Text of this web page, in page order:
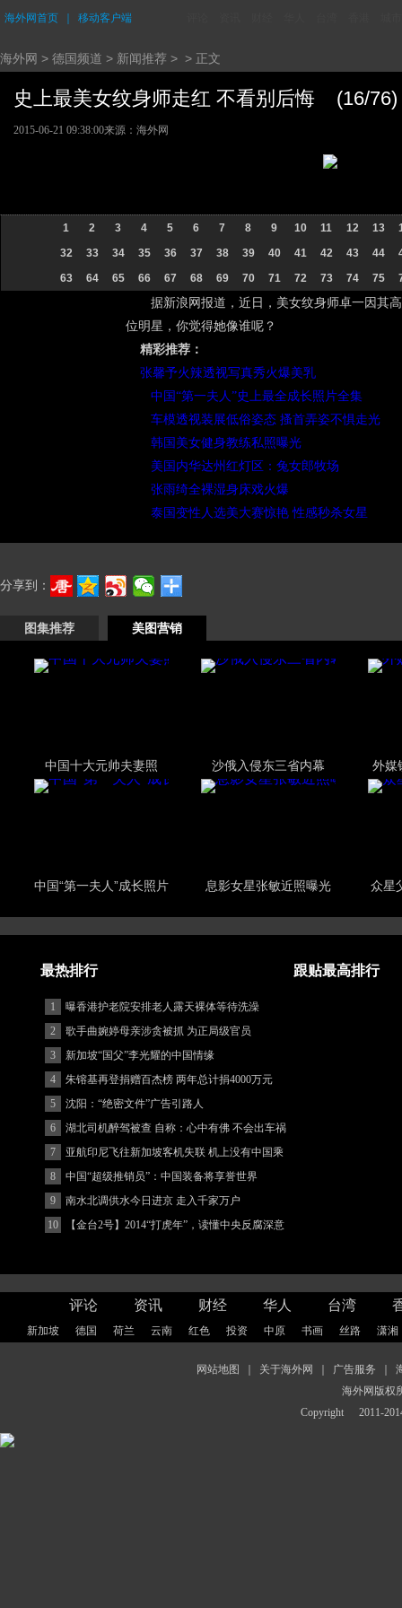
海外网首页 移动客户端
海外网 > 德国频道 > 新闻推荐 > > 正文
史上最美女纹身师走红 不看别后悔 (16/76)
2015-06-21 09:38:00来源：海外网
1 2 3 4 5 6 7 8 9 10 11 12 13
32
33 34 35 36 37 38 39 40 41 42 43 44
63
64 65 66 67 68 69 70 71 72 73 74 75
据新浪网报道，近日，美女纹身师卓一因其
位明星，你觉得她像谁呢？
精彩推荐：
张馨予火辣透视写真秀火爆美乳
中国“第一夫人”史上最全成长照片全集
车模透视装展低俗姿态 搔首弄姿不惧走光
韩国美女健身教练私照曝光
美国内华达州红灯区：兔女郎牧场
张雨绮全裸湿身床戏火爆
泰国变性人选美大赛惊艳 性感秒杀女星
分享到：
图集推荐 美图营销
中国十大元帅夫妻照 沙俄入侵东三省内幕 外媒
中国“第一夫人”成长照片 息影女星张敏近照曝光 众星
最热排行 跟贴最高排行
1
曝香港护老院安排老人露天裸体等待洗澡
2
歌手曲婉婷母亲涉贪被抓 为正局级官员
3
新加坡“国父”李光耀的中国情缘
4
朱镕基再登捐赠百杰榜 两年总计捐4000万元
5
沈阳：“绝密文件”广告引路人
6
湖北司机醉驾被查 自称：心中有佛 不会出车祸
(图)
7
亚航印尼飞往新加坡客机失联 机上没有中国乘
客
8
中国“超级推销员”：中国装备将享誉世界
9
南水北调供水今日进京 走入千家万户
10
【金台2号】2014“打虎年”，读懂中央反腐深意
评论 资讯 财经 华人 台湾
新加坡 德国 荷兰 云南 红色 投资 中原 书画 丝路 潇湘
网站地图 关于海外网 广告服务
海外网版权
Copyright
2011-